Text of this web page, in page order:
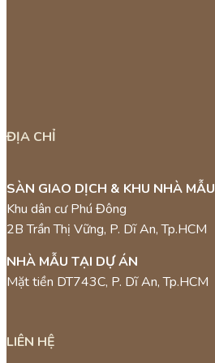
ĐỊA CHỈ
SÀN GIAO DỊCH & KHU NHÀ MẪU
Khu dân cư Phú Đông
2B Trần Thị Vững, P. Dĩ An, Tp.HCM
NHÀ MẪU TẠI DỰ ÁN
Mặt tiền DT743C, P. Dĩ An, Tp.HCM
LIÊN HỆ